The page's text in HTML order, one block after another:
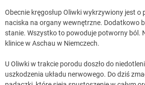
Obecnie kręgosłup Oliwki wykrzywiony jest o
naciska na organy wewnętrzne. Dodatkowo
stanie. Wszystko to powoduje potworny ból.
klinice w Aschau w Niemczech.
U Oliwki w trakcie porodu doszło do
uszkodzenia układu nerwowego. Do dziś